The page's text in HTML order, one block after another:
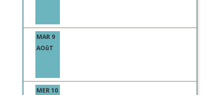
MAR 9
AOûT
MER 10